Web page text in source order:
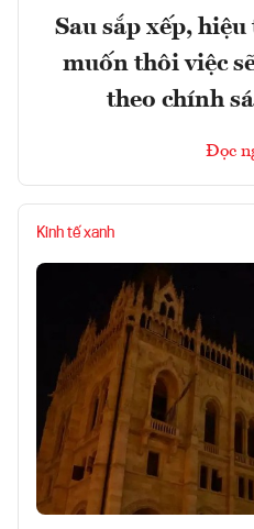
Sau sắp xếp,
muốn thôi việc
theo chính
Đọc
Kinh tế xanh